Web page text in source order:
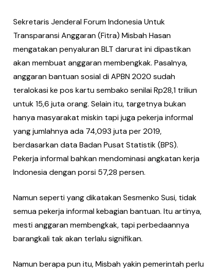
Sekretaris Jenderal Forum Indonesia Untuk
Transparansi Anggaran (Fitra) Misbah Hasan
mengatakan penyaluran BLT darurat ini dipastikan
akan membuat anggaran membengkak. Pasalnya,
anggaran bantuan sosial di APBN 2020 sudah
teralokasi ke pos kartu sembako senilai Rp28,1 triliun
untuk 15,6 juta orang. Selain itu, targetnya bukan
hanya masyarakat miskin tapi juga pekerja informal
yang jumlahnya ada 74,093 juta per 2019,
berdasarkan data Badan Pusat Statistik (BPS).
Pekerja informal bahkan mendominasi angkatan kerja
Indonesia dengan porsi 57,28 persen.
Namun seperti yang dikatakan Sesmenko Susi, tidak
semua pekerja informal kebagian bantuan. Itu artinya,
mesti anggaran membengkak, tapi perbedaannya
barangkali tak akan terlalu signifikan.
Namun berapa pun itu, Misbah yakin pemerintah perlu